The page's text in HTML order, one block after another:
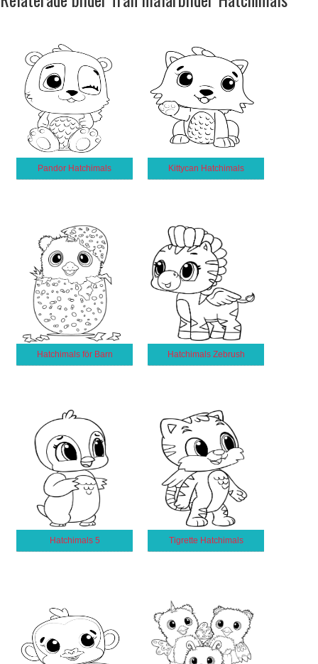
Pandor Hatchimals Kittycan Hatchimals
Hatchimals för Barn Hatchimals Zebrush
Hatchimals 5 Tigrette Hatchimals